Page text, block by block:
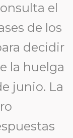
el
de los
decidir
la huelga
junio. La